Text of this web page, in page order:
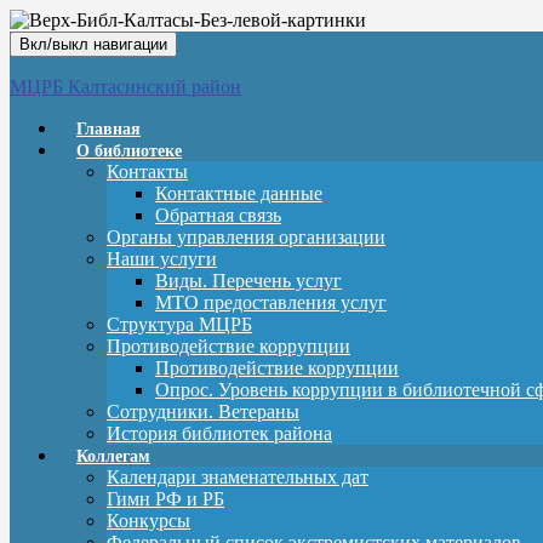
Вкл/выкл навигации
МЦРБ Калтасинский район
Главная
О библиотеке
Контакты
Контактные данные
Обратная связь
Органы управления организации
Наши услуги
Виды. Перечень услуг
МТО предоставления услуг
Структура МЦРБ
Противодействие коррупции
Противодействие коррупции
Опрос. Уровень коррупции в библиотечной
Сотрудники. Ветераны
История библиотек района
Коллегам
Календари знаменательных дат
Гимн РФ и РБ
Конкурсы